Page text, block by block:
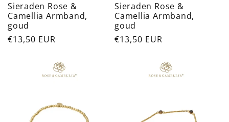
Sieraden Rose &
Camellia Armband,
goud
Normale
€13,50 EUR
Sieraden Rose &
Camellia Armband,
goud
Normale
€13,50 EUR